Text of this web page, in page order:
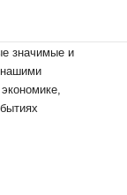
значимые и
нашими